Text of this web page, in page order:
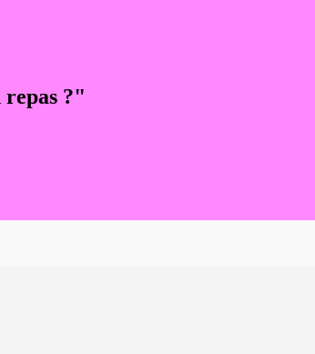
repas ?"